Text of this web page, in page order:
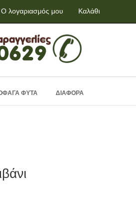
Ο λογαριασμός μου Καλάθι
ΦΥΤΑ ΔΙΑΦΟΡΑ